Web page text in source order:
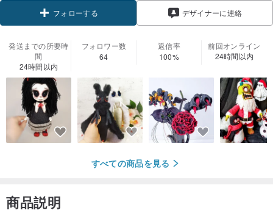
フォローする デザイナーに連絡
発送までの所要時
間
24時間以内
フォロワー数
64
返信率
100%
前回オンライン
24時間以内
すべての商品を見る
商品説明